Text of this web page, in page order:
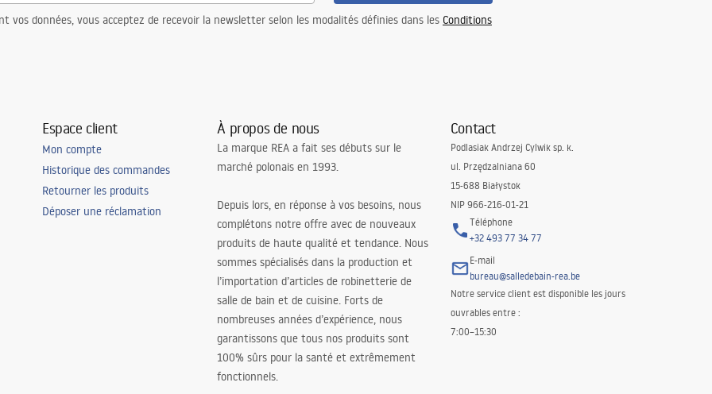
vos données, vous acceptez de recevoir la newsletter selon les modalités définies dans les Conditions
Espace client
Mon compte
Historique des commandes
Retourner les produits
Déposer une réclamation
À propos de nous
La marque REA a fait ses débuts sur le
marché polonais en 1993.
Depuis lors, en réponse à vos besoins, nous
complétons notre offre avec de nouveaux
produits de haute qualité et tendance. Nous
sommes spécialisés dans la production et
l’importation d’articles de robinetterie de
salle de bain et de cuisine. Forts de
nombreuses années d’expérience, nous
garantissons que tous nos produits sont
100% sûrs pour la santé et extrêmement
fonctionnels.
Contact
Podlasiak Andrzej Cylwik sp. k.
ul. Przędzalniana 60
15-688 Białystok
NIP 966-216-01-21
Téléphone
+32 493 77 34 77
E-mail
bureau@salledebain-rea.be
Notre service client est disponible les jours
ouvrables entre :
7:00–15:30